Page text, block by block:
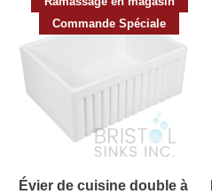
Commande Spéciale
Évier de cuisine double à